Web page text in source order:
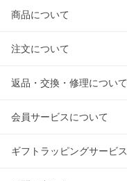
商品について
注文について
返品・交換・修理について
会員サービスについて
ギフトラッピングサービス